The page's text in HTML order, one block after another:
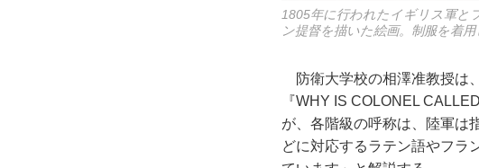
1805年に行われたイギリス軍と
ン提督を描いた絵画。制服を着
防衛大学校の相澤准教授は
『WHY IS COLONEL
が、各階級の呼称は、陸軍は
どに対応するラテン語やフラ